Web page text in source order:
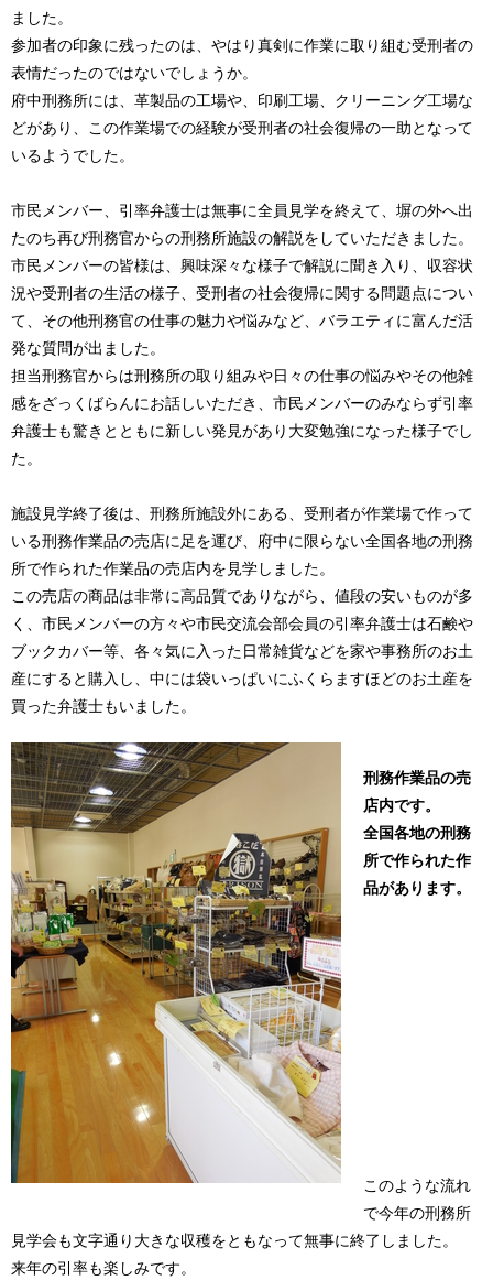
ました。
参加者の印象に残ったのは、やはり真剣に作業に取り組む受刑者の
表情だったのではないでしょうか。
府中刑務所には、革製品の工場や、印刷工場、クリーニング工場な
どがあり、この作業場での経験が受刑者の社会復帰の一助となって
いるようでした。
市民メンバー、引率弁護士は無事に全員見学を終えて、塀の外へ出
たのち再び刑務官からの刑務所施設の解説をしていただきました。
市民メンバーの皆様は、興味深々な様子で解説に聞き入り、収容状
況や受刑者の生活の様子、受刑者の社会復帰に関する問題点につい
て、その他刑務官の仕事の魅力や悩みなど、バラエティに富んだ活
発な質問が出ました。
担当刑務官からは刑務所の取り組みや日々の仕事の悩みやその他雑
感をざっくばらんにお話しいただき、市民メンバーのみならず引率
弁護士も驚きとともに新しい発見があり大変勉強になった様子でし
た。
施設見学終了後は、刑務所施設外にある、受刑者が作業場で作って
いる刑務作業品の売店に足を運び、府中に限らない全国各地の刑務
所で作られた作業品の売店内を見学しました。
この売店の商品は非常に高品質でありながら、値段の安いものが多
く、市民メンバーの方々や市民交流会部会員の引率弁護士は石鹸や
ブックカバー等、各々気に入った日常雑貨などを家や事務所のお土
産にすると購入し、中には袋いっぱいにふくらますほどのお土産を
買った弁護士もいました。
刑務作業品の売
店内です。
全国各地の刑務
所で作られた作
品があります。
このような流れ
で今年の刑務所
見学会も文字通り大きな収穫をともなって無事に終了しました。
来年の引率も楽しみです。